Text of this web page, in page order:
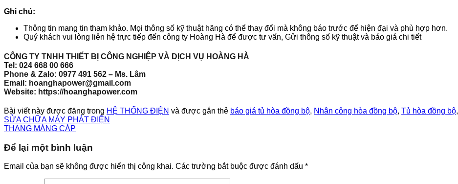
Ghi chú:
Thông tin mang tin tham khảo. Mọi thông số kỹ thuật hãng có thể thay đổi mà không báo trước để hiện đại và phù hợp hơn.
Quý khách vui lòng liên hệ trực tiếp đến công ty Hoàng Hà để được tư vấn, Gửi thông số kỹ thuật và báo giá chi tiết
CÔNG TY TNHH THIẾT BỊ CÔNG NGHIỆP VÀ DỊCH VỤ HOÀNG HÀ
Tel: 024 668 00 666
Phone & Zalo: 0977 491 562 – Ms. Lâm
Email: hoanghapower@gmail.com
Website: https://hoanghapower.com
Bài viết này được đăng trong HỆ THỐNG ĐIỆN và được gắn thẻ báo giá tủ hòa đồng bộ, Nhân công hòa đồng bộ, Tủ hòa đồng bộ,
SỬA CHỮA MÁY PHÁT ĐIỆN
THANG MÁNG CÁP
Để lại một bình luận
Email của bạn sẽ không được hiển thị công khai. Các trường bắt buộc được đánh dấu *